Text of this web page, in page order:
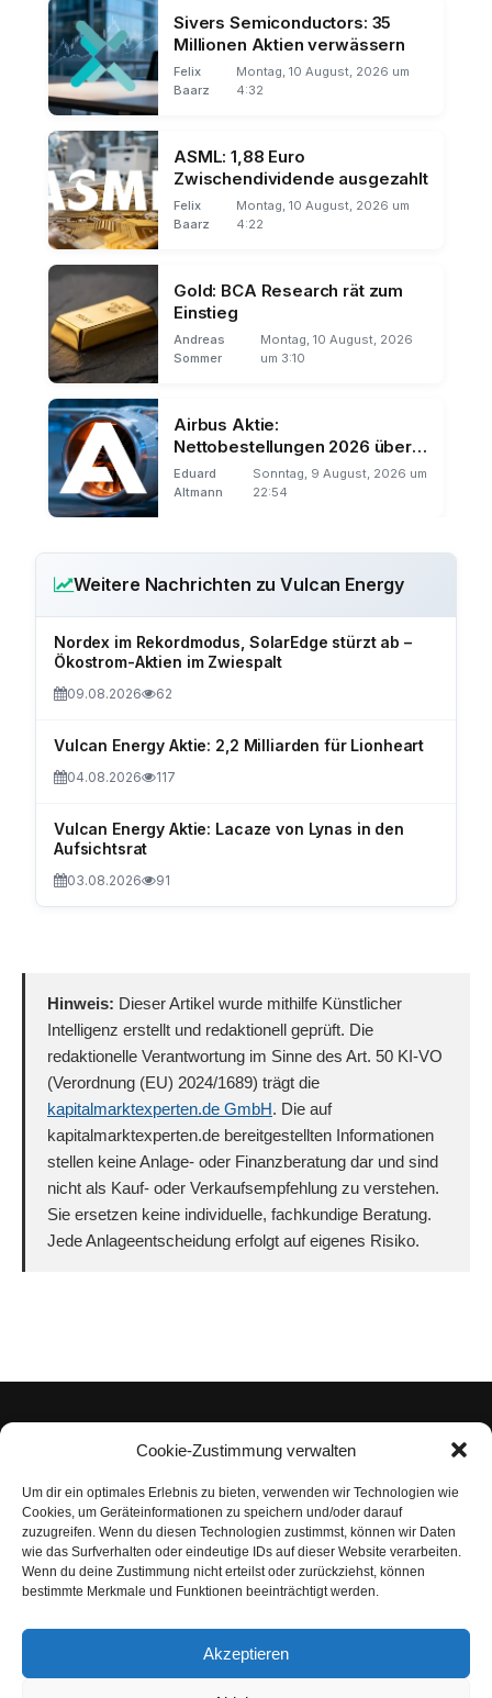
Cookie-Zustimmung verwalten
Um dir ein optimales Erlebnis zu bieten, verwenden wir Technologien wie
Cookies, um Geräteinformationen zu speichern und/oder darauf
zuzugreifen. Wenn du diesen Technologien zustimmst, können wir Daten
wie das Surfverhalten oder eindeutige IDs auf dieser Website verarbeiten.
Wenn du deine Zustimmung nicht erteilst oder zurückziehst, können
bestimmte Merkmale und Funktionen beeinträchtigt werden.
Akzeptieren
Sivers Semiconductors: 35
Millionen Aktien verwässern
Felix
Baarz
Montag, 10 August, 2026 um
4:32
ASML: 1,88 Euro
Zwischendividende ausgezahlt
Felix
Baarz
Montag, 10 August, 2026 um
4:22
Gold: BCA Research rät zum
Einstieg
Andreas
Sommer
Montag, 10 August, 2026
um 3:10
Airbus Aktie:
Nettobestellungen 2026 über
1.000
Eduard
Altmann
Sonntag, 9 August, 2026 um
22:54
Weitere Nachrichten zu Vulcan Energy
Nordex im Rekordmodus, SolarEdge stürzt ab –
Ökostrom-Aktien im Zwiespalt
09.08.2026 62
Vulcan Energy Aktie: 2,2 Milliarden für Lionheart
04.08.2026 117
Vulcan Energy Aktie: Lacaze von Lynas in den
Aufsichtsrat
03.08.2026 91
Hinweis: Dieser Artikel wurde mithilfe Künstlicher
Intelligenz erstellt und redaktionell geprüft. Die
redaktionelle Verantwortung im Sinne des Art. 50 KI-VO
(Verordnung (EU) 2024/1689) trägt die
kapitalmarktexperten.de GmbH. Die auf
kapitalmarktexperten.de bereitgestellten Informationen
stellen keine Anlage- oder Finanzberatung dar und sind
nicht als Kauf- oder Verkaufsempfehlung zu verstehen.
Sie ersetzen keine individuelle, fachkundige Beratung.
Jede Anlageentscheidung erfolgt auf eigenes Risiko.
Impressum
Datenschutzerklärung
Nutzungsbedingungen | Haftungsausschluss
AGB